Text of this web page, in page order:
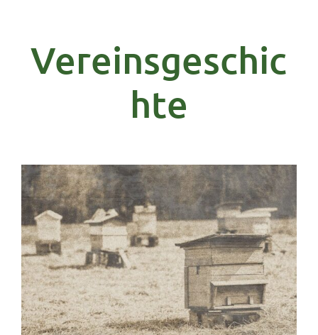
Vereinsgeschic
hte